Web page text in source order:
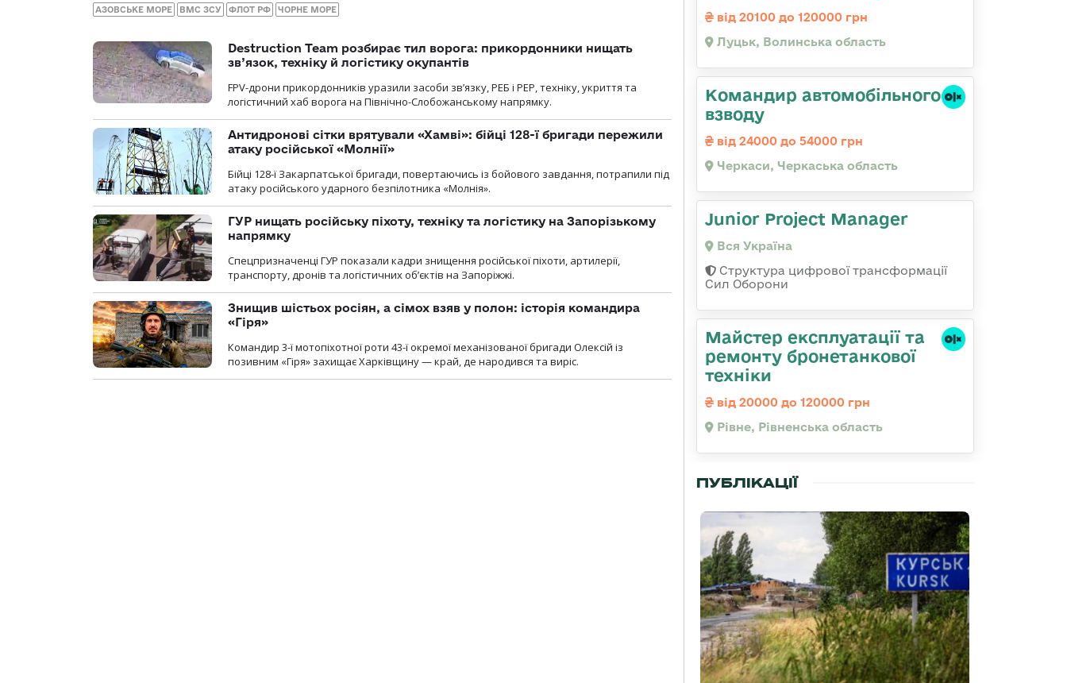
АЗОВСЬКЕ МОРЕ ВМС ЗСУ ФЛОТ РФ ЧОРНЕ МОРЕ
Destruction Team розбирає тил ворога: прикордонники нищать
зв’язок, техніку й логістику окупантів
FPV-дрони прикордонників уразили засоби зв’язку, РЕБ і РЕР, техніку, укриття та
логістичний хаб ворога на Північно-Слобожанському напрямку.
Антидронові сітки врятували «Хамві»: бійці 128-ї бригади пережили
атаку російської «Молнії»
Бійці 128-ї Закарпатської бригади, повертаючись із бойового завдання, потрапили під
атаку російського ударного безпілотника «Молнія».
ГУР нищать російську піхоту, техніку та логістику на Запорізькому
напрямку
Спецпризначенці ГУР показали кадри знищення російської піхоти, артилерії,
транспорту, дронів та логістичних об’єктів на Запоріжжі.
Знищив шістьох росіян, а сімох взяв у полон: історія командира
«Гіря»
Командир 3-ї мотопіхотної роти 43-ї окремої механізованої бригади Олексій із
позивним «Гіря» захищає Харківщину — край, де народився та виріс.
від 20100 до 120000 грн
Луцьк, Волинська область
Командир автомобільного
взводу
від 24000 до 54000 грн
Черкаси, Черкаська область
Junior Project Manager
Вся Україна
Структура цифрової трансформації
Сил Оборони
Майстер експлуатації та
ремонту бронетанкової
техніки
від 20000 до 120000 грн
Рівне, Рівненська область
ПУБЛІКАЦІЇ